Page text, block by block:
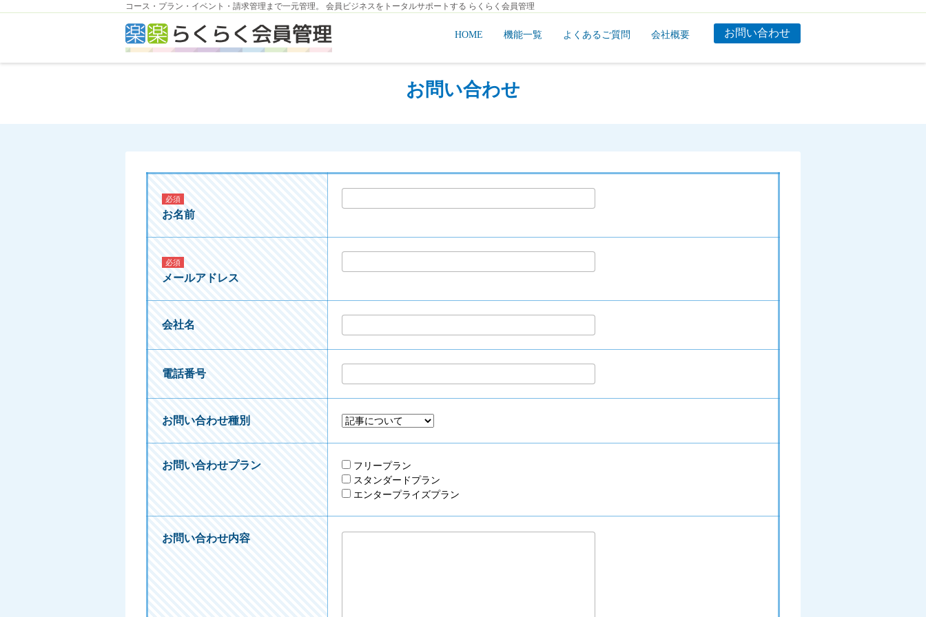
コース・プラン・イベント・請求管理まで一元管理。 会員ビジネスをトータルサポートする らくらく会員管理
HOME 機能一覧 よくあるご質問 会社概要 お問い合わせ
お問い合わせ
必須
お名前
必須
メールアドレス
会社名
電話番号
お問い合わせ種別
お問い合わせプラン
フリープラン
スタンダードプラン
エンタープライズプラン
お問い合わせ内容